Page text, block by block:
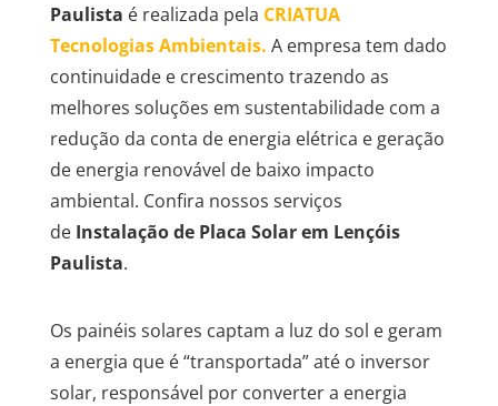
Paulista é realizada pela CRIATUA
TecnologiasAmbientais. A empresa tem dado
continuidade e crescimento trazendo as
melhores soluções em sustentabilidade com a
redução da conta de energia elétrica e geração
de energia renovável de baixo impacto
ambiental. Confira nossos serviços
de Instalação de Placa Solar em Lençóis
Paulista.
Os painéis solares captam a luz do sol e geram
a energia que é “transportada” até o inversor
solar, responsável por converter a energia